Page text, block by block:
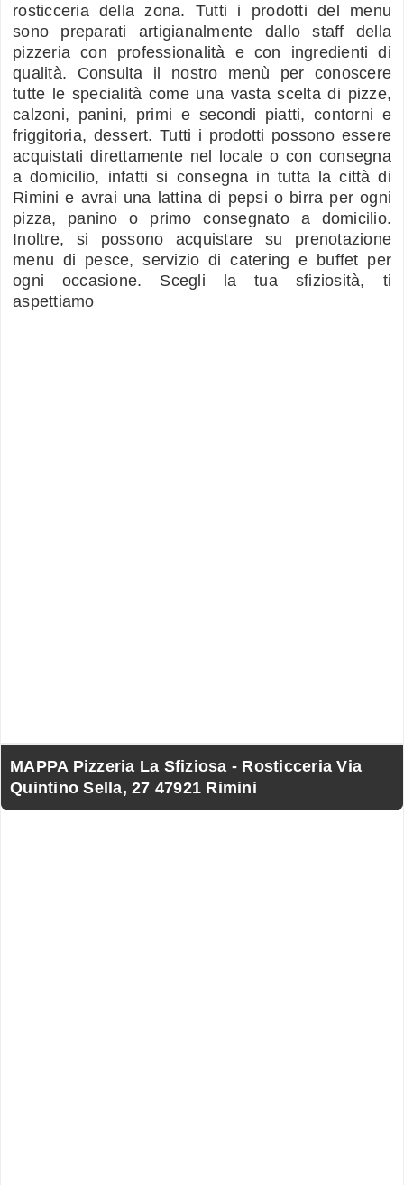
rosticceria della zona. Tutti i prodotti del menu
sono preparati artigianalmente dallo staff della
pizzeria con professionalità e con ingredienti di
qualità. Consulta il nostro menù per conoscere
tutte le specialità come una vasta scelta di pizze,
calzoni, panini, primi e secondi piatti, contorni e
friggitoria, dessert. Tutti i prodotti possono essere
acquistati direttamente nel locale o con consegna
a domicilio, infatti si consegna in tutta la città di
Rimini e avrai una lattina di pepsi o birra per ogni
pizza, panino o primo consegnato a domicilio.
Inoltre, si possono acquistare su prenotazione
menu di pesce, servizio di catering e buffet per
ogni occasione. Scegli la tua sfiziosità, ti
aspettiamo
MAPPA Pizzeria La Sfiziosa - Rosticceria Via
Quintino Sella, 27 47921 Rimini